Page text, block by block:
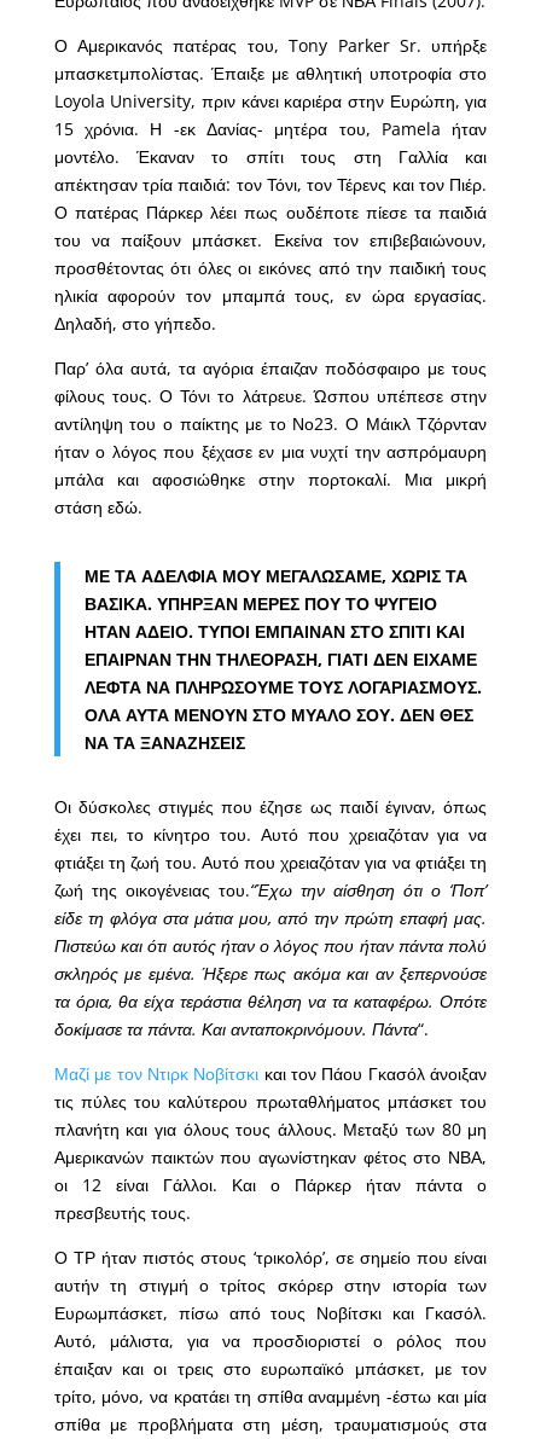
Ο Αμερικανός πατέρας του, Tony Parker Sr. υπήρξε
μπασκετμπολίστας. Έπαιξε με αθλητική υποτροφία στο
Loyola University, πριν κάνει καριέρα στην Ευρώπη, για
15 χρόνια. Η -εκ Δανίας- μητέρα του, Pamela ήταν
μοντέλο. Έκαναν το σπίτι τους στη Γαλλία και
απέκτησαν τρία παιδιά: τον Τόνι, τον Τέρενς και τον Πιέρ.
Ο πατέρας Πάρκερ λέει πως ουδέποτε πίεσε τα παιδιά
του να παίξουν μπάσκετ. Εκείνα τον επιβεβαιώνουν,
προσθέτοντας ότι όλες οι εικόνες από την παιδική τους
ηλικία αφορούν τον μπαμπά τους, εν ώρα εργασίας.
Δηλαδή, στο γήπεδο.
Παρ’ όλα αυτά, τα αγόρια έπαιζαν ποδόσφαιρο με τους
φίλους τους. Ο Τόνι το λάτρευε. Ώσπου υπέπεσε στην
αντίληψη του ο παίκτης με το Νο23. Ο Μάικλ Τζόρνταν
ήταν ο λόγος που ξέχασε εν μια νυχτί την ασπρόμαυρη
μπάλα και αφοσιώθηκε στην πορτοκαλί. Μια μικρή
στάση εδώ.
ΜΕ ΤΑ ΑΔΕΛΦΙΑ ΜΟΥ ΜΕΓΑΛΩΣΑΜΕ, ΧΩΡΙΣ ΤΑ
ΒΑΣΙΚΑ. ΥΠΗΡΞΑΝ ΜΕΡΕΣ ΠΟΥ ΤΟ ΨΥΓΕΙΟ
ΗΤΑΝ ΑΔΕΙΟ. ΤΥΠΟΙ ΕΜΠΑΙΝΑΝ ΣΤΟ ΣΠΙΤΙ ΚΑΙ
ΕΠΑΙΡΝΑΝ ΤΗΝ ΤΗΛΕΟΡΑΣΗ, ΓΙΑΤΙ ΔΕΝ ΕΙΧΑΜΕ
ΛΕΦΤΑ ΝΑ ΠΛΗΡΩΣΟΥΜΕ ΤΟΥΣ ΛΟΓΑΡΙΑΣΜΟΥΣ.
ΟΛΑ ΑΥΤΑ ΜΕΝΟΥΝ ΣΤΟ ΜΥΑΛΟ ΣΟΥ. ΔΕΝ ΘΕΣ
ΝΑ ΤΑ ΞΑΝΑΖΗΣΕΙΣ
Οι δύσκολες στιγμές που έζησε ως παιδί έγιναν, όπως
έχει πει, το κίνητρο του. Αυτό που χρειαζόταν για να
φτιάξει τη ζωή του. Αυτό που χρειαζόταν για να φτιάξει τη
ζωή της οικογένειας του.“Έχω την αίσθηση ότι ο ‘Ποπ’
είδε τη φλόγα στα μάτια μου, από την πρώτη επαφή μας.
Πιστεύω και ότι αυτός ήταν ο λόγος που ήταν πάντα πολύ
σκληρός με εμένα. Ήξερε πως ακόμα και αν ξεπερνούσε
τα όρια, θα είχα τεράστια θέληση να τα καταφέρω. Οπότε
δοκίμασε τα πάντα. Και ανταποκρινόμουν. Πάντα“.
Μαζί με τον Ντιρκ Νοβίτσκι και τον Πάου Γκασόλ άνοιξαν
τις πύλες του καλύτερου πρωταθλήματος μπάσκετ του
πλανήτη και για όλους τους άλλους. Μεταξύ των 80 μη
Αμερικανών παικτών που αγωνίστηκαν φέτος στο ΝΒΑ,
οι 12 είναι Γάλλοι. Και ο Πάρκερ ήταν πάντα ο
πρεσβευτής τους.
Ο ΤΡ ήταν πιστός στους ‘τρικολόρ’, σε σημείο που είναι
αυτήν τη στιγμή ο τρίτος σκόρερ στην ιστορία των
Ευρωμπάσκετ, πίσω από τους Νοβίτσκι και Γκασόλ.
Αυτό, μάλιστα, για να προσδιοριστεί ο ρόλος που
έπαιξαν και οι τρεις στο ευρωπαϊκό μπάσκετ, με τον
τρίτο, μόνο, να κρατάει τη σπίθα αναμμένη -έστω και μία
σπίθα με προβλήματα στη μέση, τραυματισμούς στα